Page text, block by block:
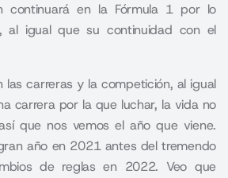
continuará en la Fórmula 1 por lo
al igual que su continuidad con el
las carreras y la competición, al igual
carrera por la que luchar, la vida no
que nos vemos el año que viene.
año en 2021 antes del tremendo
de reglas en 2022. Veo que